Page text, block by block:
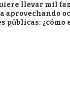
llevar mil
aprovechando
públicas: ¿cómo